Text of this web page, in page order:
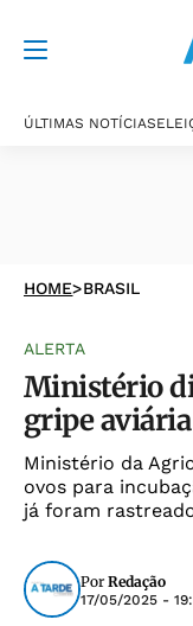
ÚLTIMAS NOTÍCIAS
HOME>BRASIL
ALERTA
Ministério
gripe
Ministério da
ovos para
já foram
Por Redação
17/05/2025 -